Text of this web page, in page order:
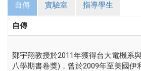
自傳 實驗室 指導學生
自傳
鄭宇翔教授於2011年獲得台大電機系
八學期書卷獎)，曾於2009年至美國伊